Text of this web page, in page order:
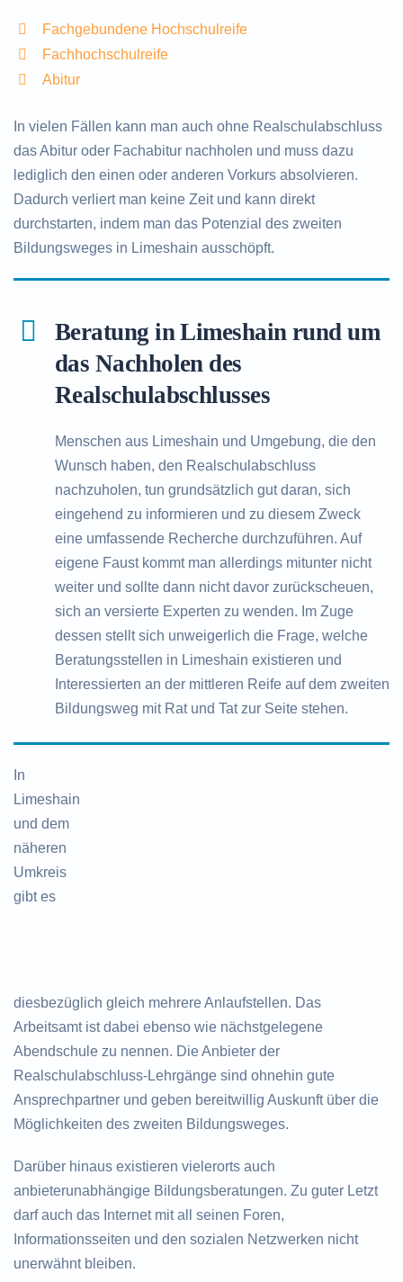
Fachgebundene Hochschulreife
Fachhochschulreife
Abitur
In vielen Fällen kann man auch ohne Realschulabschluss
das Abitur oder Fachabitur nachholen und muss dazu
lediglich den einen oder anderen Vorkurs absolvieren.
Dadurch verliert man keine Zeit und kann direkt
durchstarten, indem man das Potenzial des zweiten
Bildungsweges in Limeshain ausschöpft.
Beratung in Limeshain rund um
das Nachholen des
Realschulabschlusses
Menschen aus Limeshain und Umgebung, die den
Wunsch haben, den Realschulabschluss
nachzuholen, tun grundsätzlich gut daran, sich
eingehend zu informieren und zu diesem Zweck
eine umfassende Recherche durchzuführen. Auf
eigene Faust kommt man allerdings mitunter nicht
weiter und sollte dann nicht davor zurückscheuen,
sich an versierte Experten zu wenden. Im Zuge
dessen stellt sich unweigerlich die Frage, welche
Beratungsstellen in Limeshain existieren und
Interessierten an der mittleren Reife auf dem zweiten
Bildungsweg mit Rat und Tat zur Seite stehen.
In
Limeshain
und dem
näheren
Umkreis
gibt es
diesbezüglich gleich mehrere Anlaufstellen. Das
Arbeitsamt ist dabei ebenso wie nächstgelegene
Abendschule zu nennen. Die Anbieter der
Realschulabschluss-Lehrgänge sind ohnehin gute
Ansprechpartner und geben bereitwillig Auskunft über die
Möglichkeiten des zweiten Bildungsweges.
Darüber hinaus existieren vielerorts auch
anbieterunabhängige Bildungsberatungen. Zu guter Letzt
darf auch das Internet mit all seinen Foren,
Informationsseiten und den sozialen Netzwerken nicht
unerwähnt bleiben.